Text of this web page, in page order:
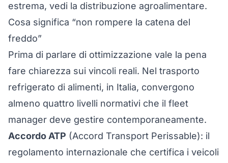
estrema, vedi la distribuzione agroalimentare.
Cosa significa “non rompere la catena del
freddo”
Prima di parlare di ottimizzazione vale la pena
fare chiarezza sui vincoli reali. Nel trasporto
refrigerato di alimenti, in Italia, convergono
almeno quattro livelli normativi che il fleet
manager deve gestire contemporaneamente.
Accordo ATP (Accord Transport Perissable): il
regolamento internazionale che certifica i veicoli